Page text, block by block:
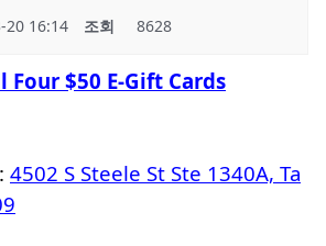
20 16:14 조회 8628
Four $50 E-Gift Cards
4502 S Steele St Ste 1340A, Ta